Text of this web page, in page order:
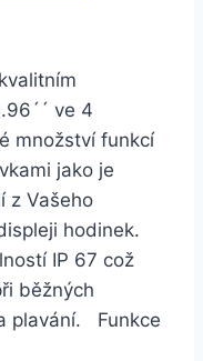
ve 4
množství funkcí
jako je
z Vašeho
hodinek.
IP 67 což
běžných
plavání. Funkce